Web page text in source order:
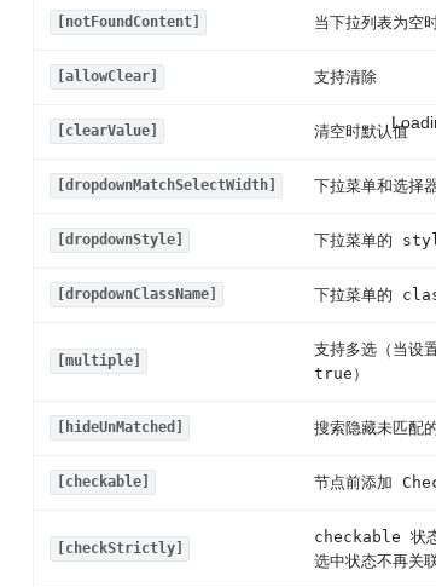
[notFoundContent] 当下拉列表为空
[allowClear] 支持清除
[clearValue] 清空时默认值
[dropdownMatchSelectWidth] 下拉菜单和选择
[dropdownStyle] 下拉菜单的
[dropdownClassName] 下拉菜单的
[multiple]
支持多选（当设
true）
[hideUnMatched] 搜索隐藏未匹配
[checkable] 节点前添加
[checkStrictly]
checkable 状态
选中状态不再关联